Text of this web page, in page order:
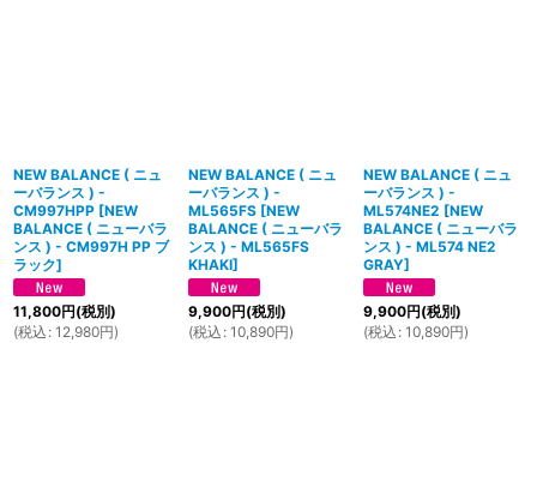
NEW BALANCE ( ニュ
ーバランス ) -
CM997HPP [NEW
BALANCE ( ニューバラ
ンス ) - CM997H PP ブ
ラック]
11,800円(税別)
(税込 : 12,980円)
NEW BALANCE ( ニュ
ーバランス ) -
ML565FS [NEW
BALANCE ( ニューバラ
ンス ) - ML565FS
KHAKI]
9,900円(税別)
(税込 : 10,890円)
NEW BALANCE ( ニュ
ーバランス ) -
ML574NE2 [NEW
BALANCE ( ニューバラ
ンス ) - ML574 NE2
GRAY]
9,900円(税別)
(税込 : 10,890円)